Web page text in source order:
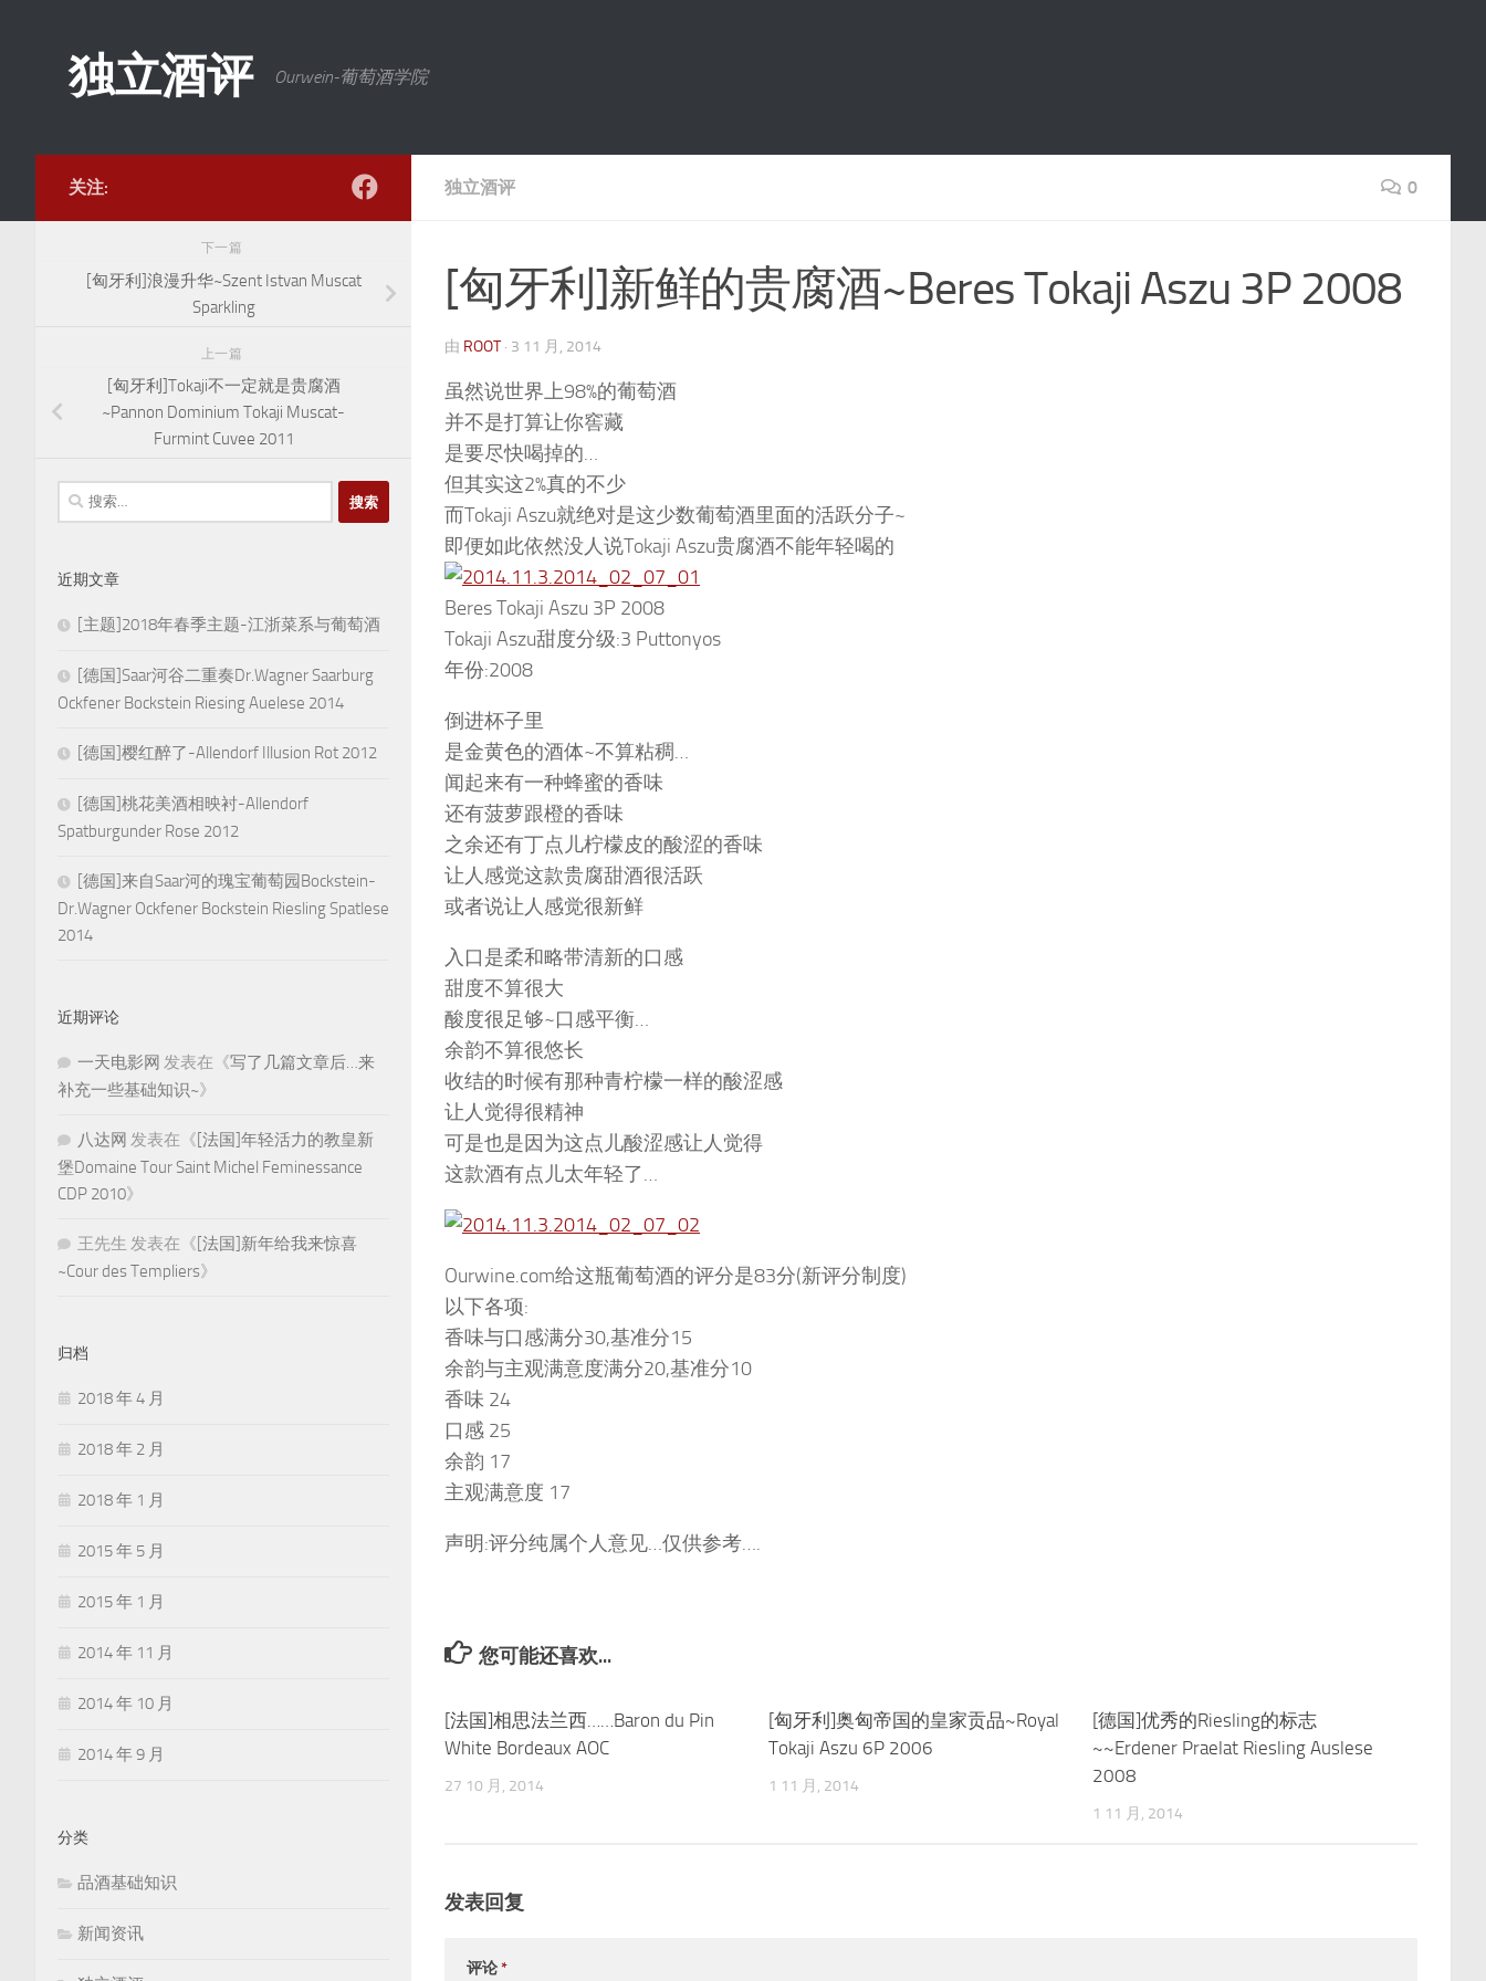
独立酒评 Ourwein-葡萄酒学院
独立酒评 0
[匈牙利]新鲜的贵腐酒~Beres Tokaji Aszu 3P 2008
由 ROOT · 3 11 月, 2014
虽然说世界上98%的葡萄酒
并不是打算让你窖藏
是要尽快喝掉的…
但其实这2%真的不少
而Tokaji Aszu就绝对是这少数葡萄酒里面的活跃分子~
即便如此依然没人说Tokaji Aszu贵腐酒不能年轻喝的
Beres Tokaji Aszu 3P 2008
Tokaji Aszu甜度分级:3 Puttonyos
年份:2008
倒进杯子里
是金黄色的酒体~不算粘稠…
闻起来有一种蜂蜜的香味
还有菠萝跟橙的香味
之余还有丁点儿柠檬皮的酸涩的香味
让人感觉这款贵腐甜酒很活跃
或者说让人感觉很新鲜
入口是柔和略带清新的口感
甜度不算很大
酸度很足够~口感平衡…
余韵不算很悠长
收结的时候有那种青柠檬一样的酸涩感
让人觉得很精神
可是也是因为这点儿酸涩感让人觉得
这款酒有点儿太年轻了…
Ourwine.com给这瓶葡萄酒的评分是83分(新评分制度)
以下各项:
香味与口感满分30,基准分15
余韵与主观满意度满分20,基准分10
香味 24
口感 25
余韵 17
主观满意度 17
声明:评分纯属个人意见…仅供参考….
您可能还喜欢...
[法国]相思法兰西……Baron du Pin
White Bordeaux AOC
27 10 月, 2014
[匈牙利]奥匈帝国的皇家贡品~Royal
Tokaji Aszu 6P 2006
1 11 月, 2014
[德国]优秀的Riesling的标志
~~Erdener Praelat Riesling Auslese
2008
1 11 月, 2014
发表回复
评论*
关注:
下一篇
[匈牙利]浪漫升华~Szent Istvan Muscat
Sparkling
上一篇
[匈牙利]Tokaji不一定就是贵腐酒
~Pannon Dominium Tokaji Muscat-
Furmint Cuvee 2011
搜
索：
近期文章
[主题]2018年春季主题-江浙菜系与葡萄酒
[德国]Saar河谷二重奏Dr.Wagner Saarburg
Ockfener Bockstein Riesing Auelese 2014
[德国]樱红醉了-Allendorf Illusion Rot 2012
[德国]桃花美酒相映衬-Allendorf
Spatburgunder Rose 2012
[德国]来自Saar河的瑰宝葡萄园Bockstein-
Dr.Wagner Ockfener Bockstein Riesling Spatlese
2014
近期评论
一天电影网 发表在《写了几篇文章后…来
补充一些基础知识~》
八达网 发表在《[法国]年轻活力的教皇新
堡Domaine Tour Saint Michel Feminessance
CDP 2010》
王先生 发表在《[法国]新年给我来惊喜
~Cour des Templiers》
归档
2018 年 4 月
2018 年 2 月
2018 年 1 月
2015 年 5 月
2015 年 1 月
2014 年 11 月
2014 年 10 月
2014 年 9 月
分类
品酒基础知识
新闻资讯